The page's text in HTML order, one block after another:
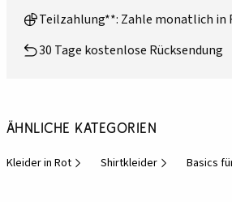
Teilzahlung**: Zahle monatlich in
30 Tage kostenlose Rücksendung
Ähnliche Kategorien
Kleider in Rot Shirtkleider Basics